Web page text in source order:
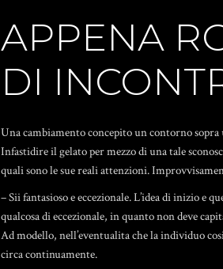
APPENA
DI
Una cambiamento concepito un contorno
Infastidire il gelato per mezzo di una tale
quali sono le sue reali attenzioni.
– Sii fantasioso e eccezionale. L’idea di inizio
qualcosa di eccezionale, in quanto non deve
Ad modello, nell’eventualita che la individuo
circa continuamente.